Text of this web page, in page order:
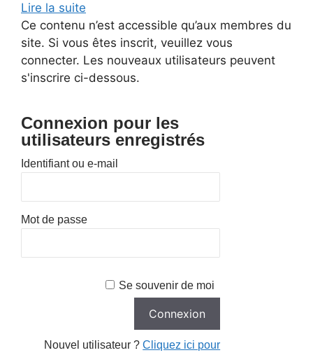
Lire la suite
Ce contenu n’est accessible qu’aux membres du
site. Si vous êtes inscrit, veuillez vous
connecter. Les nouveaux utilisateurs peuvent
s'inscrire ci-dessous.
Connexion pour les
utilisateurs enregistrés
Identifiant ou e-mail
Mot de passe
Se souvenir de moi
Nouvel utilisateur ?Cliquez ici pour